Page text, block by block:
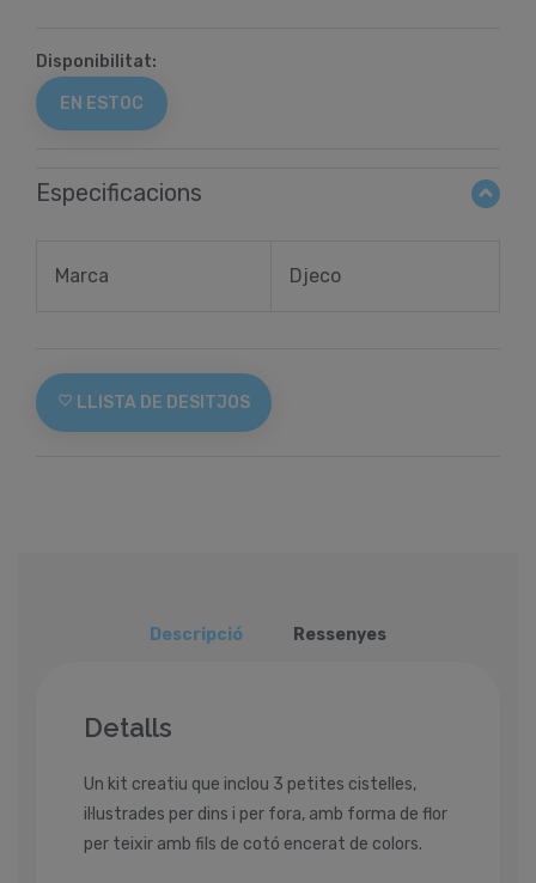
Disponibilitat:
EN ESTOC
Especificacions
Marca Djeco
favorite_border LLISTA DE DESITJOS
Descripció Ressenyes
Detalls
Un kit creatiu que inclou 3 petites cistelles,
il·lustrades per dins i per fora, amb forma de flor
per teixir amb fils de cotó encerat de colors.